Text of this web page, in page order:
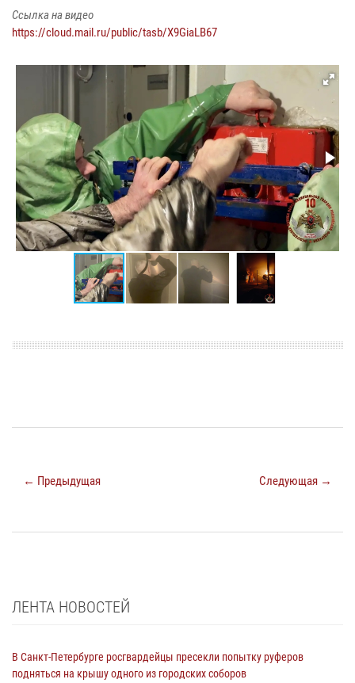
Ссылка на видео
https://cloud.mail.ru/public/tasb/X9GiaLB67
← Предыдущая Следующая →
ЛЕНТА НОВОСТЕЙ
В Санкт-Петербурге росгвардейцы пресекли попытку руферов
подняться на крышу одного из городских соборов